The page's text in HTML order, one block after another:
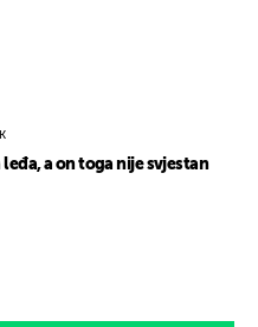
leđa, a on toga nije svjestan